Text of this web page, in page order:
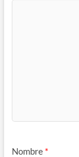
Nombre *